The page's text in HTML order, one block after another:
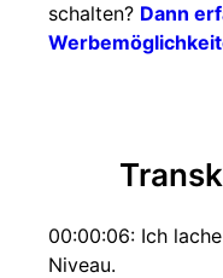
schalten? Dann
00:00:06: Ich
Niveau.